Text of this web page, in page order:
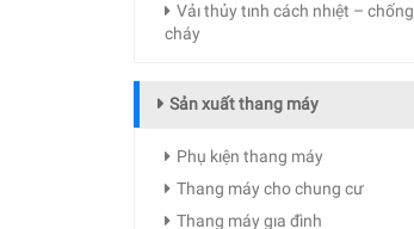
Vảı thủy tınh cách nhıệt – chống
cháy
Sản xuất thang máy
Phụ kıện thang máy
Thang máy cho chung cư
Thang máy gıa đình